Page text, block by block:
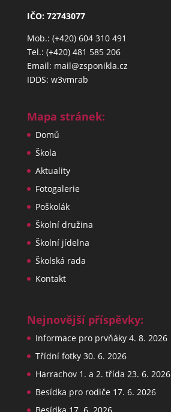
IČO: 72743077
Mob.: (+420) 604 310 491
Tel.: (+420) 481 585 206
Email: mail@zsponikla.cz
IDDS: w3vmrab
Mapa stránek:
Domů
Škola
Aktuality
Fotogalerie
Poškolák
Školní družina
Školní jídelna
Školská rada
Kontakt
Nejnovější příspěvky:
Informace pro prvňáky 4. 8. 2026
Třídní fotky 30. 6. 2026
Harrachov 1. a 2. třída 23. 6. 2026
Besídka pro rodiče 17. 6. 2026